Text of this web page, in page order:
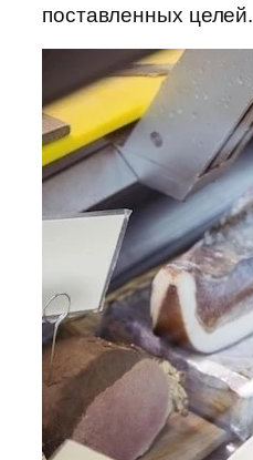
поставленных целей.